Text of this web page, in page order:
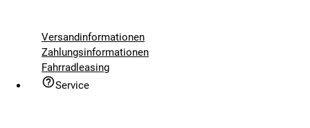
Versandinformationen
Zahlungsinformationen
Fahrradleasing
Service